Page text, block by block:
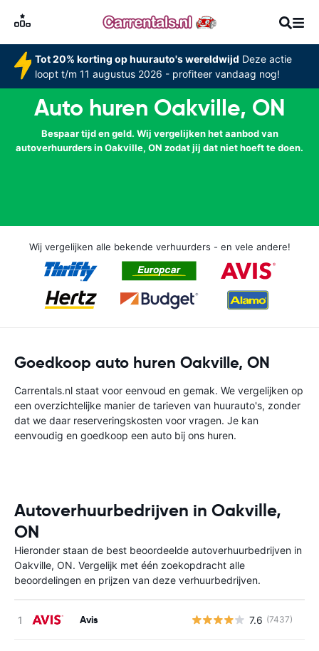
Tot 20% korting op huurauto's wereldwijd Deze actie
loopt t/m 11 augustus 2026 - profiteer vandaag nog!
Auto huren Oakville, ON
Bespaar tijd en geld. Wij vergelijken het aanbod van
autoverhuurders in Oakville, ON zodat jij dat niet hoeft te doen.
Wij vergelijken alle bekende verhuurders - en vele andere!
Goedkoop auto huren Oakville, ON
Carrentals.nl staat voor eenvoud en gemak. We vergelijken op
een overzichtelijke manier de tarieven van huurauto's, zonder
dat we daar reserveringskosten voor vragen. Je kan
eenvoudig en goedkoop een auto bij ons huren.
Autoverhuurbedrijven in Oakville,
ON
Hieronder staan de best beoordeelde autoverhuurbedrijven in
Oakville, ON. Vergelijk met één zoekopdracht alle
beoordelingen en prijzen van deze verhuurbedrijven.
Avis 7.6 (7437)